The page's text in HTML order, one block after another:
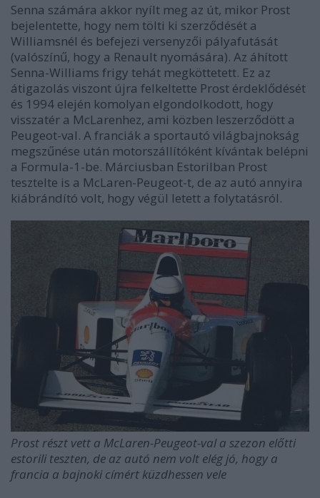
Senna számára akkor nyílt meg az út, mikor Prost
bejelentette, hogy nem tölti ki szerződését a
Williamsnél és befejezi versenyzői pályafutását
(valószínű, hogy a Renault nyomására). Az áhított
Senna-Williams frigy tehát megköttetett. Ez az
átigazolás viszont újra felkeltette Prost érdeklődését
és 1994 elején komolyan elgondolkodott, hogy
visszatér a McLarenhez, ami közben leszerződött a
Peugeot-val. A franciák a sportautó világbajnokság
megszűnése után motorszállítóként kívántak belépni
a Formula-1-be. Márciusban Estorilban Prost
tesztelte is a McLaren-Peugeot-t, de az autó annyira
kiábrándító volt, hogy végül letett a folytatásról.
Prost részt vett a McLaren-Peugeot-val a szezon előtti
estorili teszten, de az autó nem volt elég jó, hogy a
francia a bajnoki címért küzdhessen vele